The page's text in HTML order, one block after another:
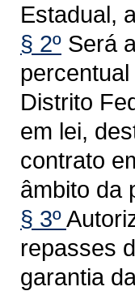
Estadual,
§ 2º Será
Distrito
em lei,
contrato
âmbito da
§ 3º
repasses
garantia